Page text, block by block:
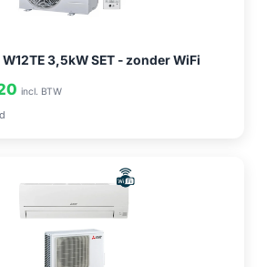
3,5kW SET - zonder WiFi
incl. BTW